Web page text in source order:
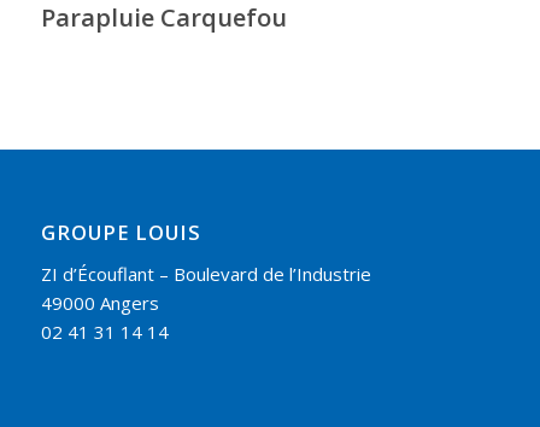
Parapluie Carquefou
GROUPE LOUIS
ZI d’Écouflant – Boulevard de l’Industrie
49000 Angers
02 41 31 14 14